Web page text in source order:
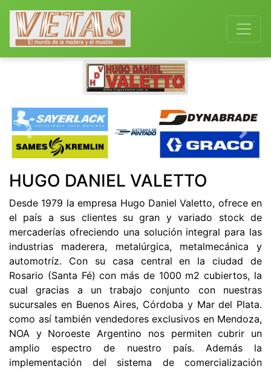
Previous Next
HUGO DANIEL VALETTO
Desde 1979 la empresa Hugo Daniel Valetto, ofrece en
el país a sus clientes su gran y variado stock de
mercaderías ofreciendo una solución integral para las
industrias maderera, metalúrgica, metalmecánica y
automotríz. Con su casa central en la ciudad de
Rosario (Santa Fé) con más de 1000 m2 cubiertos, la
cual gracias a un trabajo conjunto con nuestras
sucursales en Buenos Aires, Córdoba y Mar del Plata.
como así también vendedores exclusivos en Mendoza,
NOA y Noroeste Argentino nos permiten cubrir un
amplio espectro de nuestro país. Además la
implementación del sistema de comercialización